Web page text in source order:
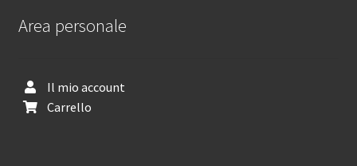
Area personale
Il mio account
Carrello